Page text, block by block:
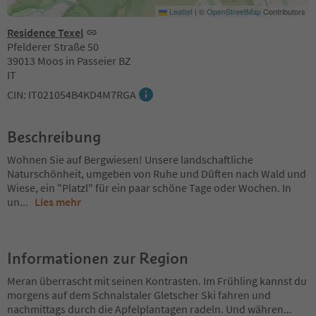
Residence Texel
Pfelderer Straße 50
39013 Moos in Passeier BZ
IT
CIN: IT021054B4KD4M7RGA
Leaflet | ©OpenStreetMapContributors
Beschreibung
Wohnen Sie auf Bergwiesen! Unsere landschaftliche
Naturschönheit, umgeben von Ruhe und Düften nach Wald und
Wiese, ein "Platzl" für ein paar schöne Tage oder Wochen. In
un... Lies mehr
Informationen zur Region
Meran überrascht mit seinen Kontrasten. Im Frühling kannst du
morgens auf dem Schnalstaler Gletscher Ski fahren und
nachmittags durch die Apfelplantagen radeln. Und währen...